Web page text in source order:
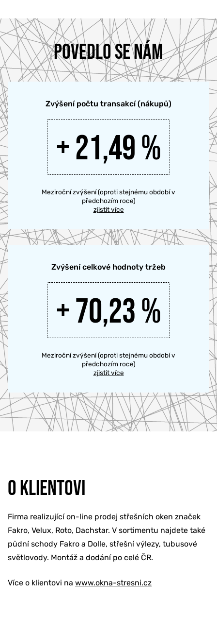
POVEDLO SE NÁM
Zvýšení počtu transakcí (nákupů)
+ 21,49 %
Meziroční zvýšení (oproti stejnému období v
předchozím roce)
zjistit více
Zvýšení celkové hodnoty tržeb
+ 70,23 %
Meziroční zvýšení (oproti stejnému období v
předchozím roce)
zjistit více
O KLIENTOVI
Firma realizující on-line prodej střešních oken značek
Fakro, Velux, Roto, Dachstar. V sortimentu najdete také
půdní schody Fakro a Dolle, střešní výlezy, tubusové
světlovody. Montáž a dodání po celé ČR.
Více o klientovi na www.okna-stresni.cz